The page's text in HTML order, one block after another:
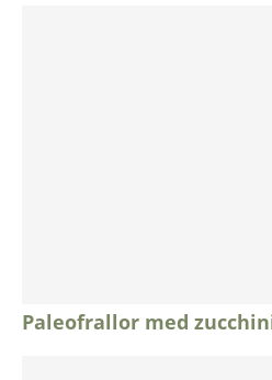
Paleofrallor med